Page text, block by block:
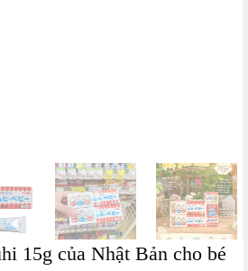
15g của Nhật Bản cho bé